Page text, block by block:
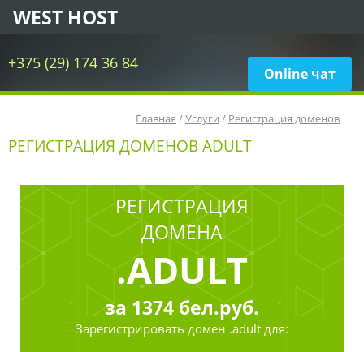
+375 (29) 174 36 84
Online чат
WEST HOST
Главная /Услуги / Регистрация доменов
РЕГИСТРАЦИЯ ДОМЕНОВ ADULT
РЕГИСТРАЦИЯ
ДОМЕНА
.ADULT
за 1374 бел.руб.
Зарегистрировать домен .adult для: